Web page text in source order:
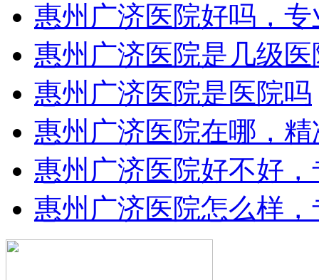
惠州广济医院好吗，专
惠州广济医院是几级医
惠州广济医院是医院吗
惠州广济医院在哪，精
惠州广济医院好不好，
惠州广济医院怎么样，